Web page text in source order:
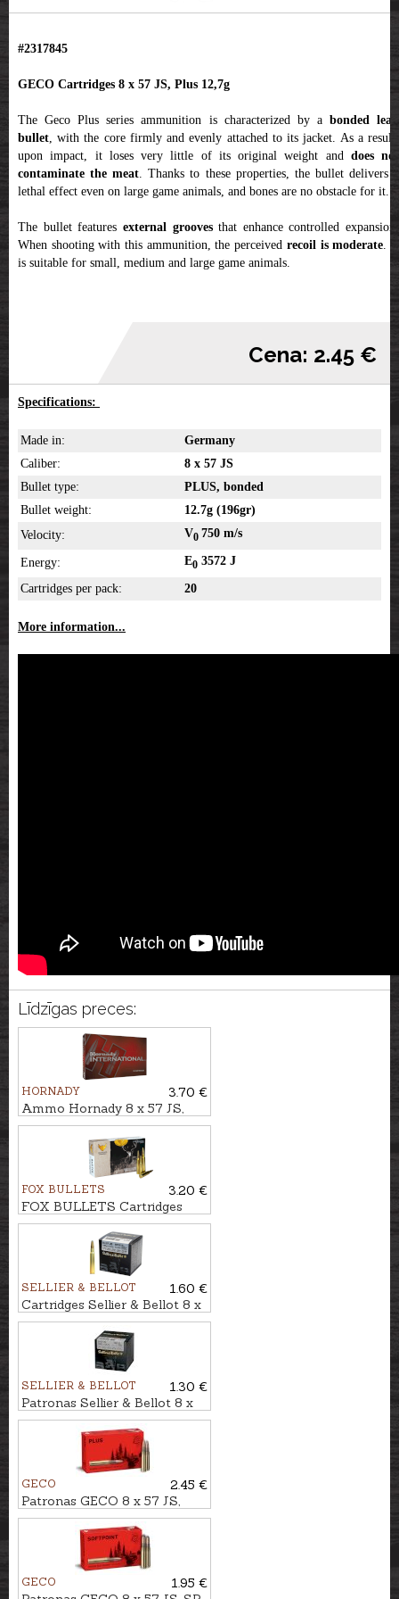
#2317845
GECO Cartridges 8 x 57 JS, Plus 12,7g
The Geco Plus series ammunition is characterized by a bonded lead
bullet, with the core firmly and evenly attached to its jacket. As a result,
upon impact, it loses very little of its original weight and does not
contaminate the meat. Thanks to these properties, the bullet delivers a
lethal effect even on large game animals, and bones are no obstacle for it.
The bullet features external groovesthat enhance controlled expansion.
When shooting with this ammunition, the perceived recoil is moderate. It
is suitable for small, medium and large game animals.
Cena: 2.45 €
Specifications:
Made in:
Germany
Caliber:
8 x 57 JS
Bullet type:
PLUS, bonded
Bullet weight:
12.7g (196gr)
Velocity:
V0 750 m/s
Energy: E0 3572 J
Cartridges per pack: 20
More information...
Līdzīgas preces:
HORNADY
3.70 €
Ammo Hornady 8 x 57 JS,
ECX 11,7g
FOX BULLETS
3.20 €
FOX BULLETS Cartridges
8x75 JS 10,4g - non-lead
SELLIER & BELLOT
1.60 €
Cartridges Sellier & Bellot 8 x
57 JS, SPCE 12,7g
SELLIER & BELLOT
1.30 €
Patronas Sellier & Bellot 8 x
57 JS, FMJ 12,7g
GECO
2.45 €
Patronas GECO 8 x 57 JS,
Plus 12,7g
GECO
1.95 €